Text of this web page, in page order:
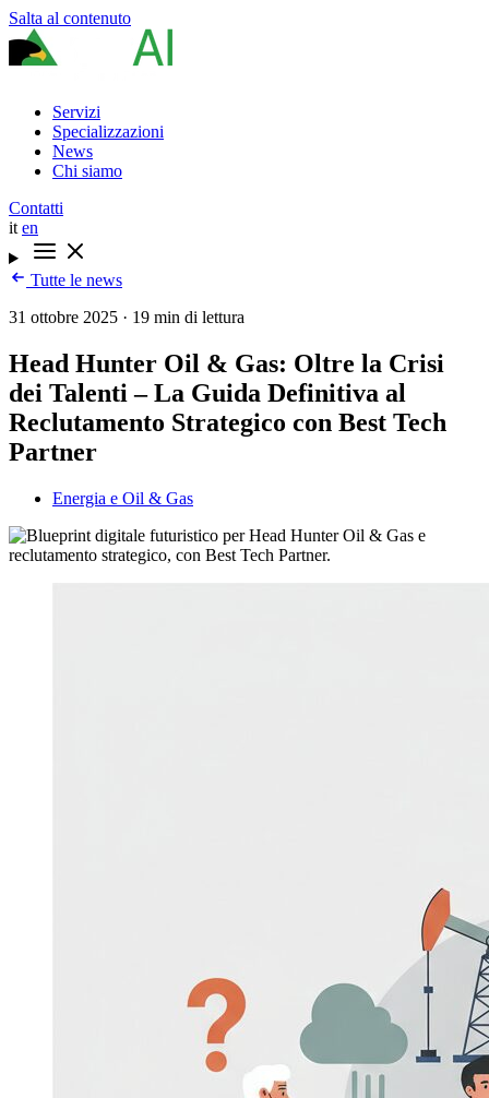
Salta al contenuto
Servizi
Specializzazioni
News
Chi siamo
Contatti
it en
Tutte le news
31 ottobre 2025 · 19 min di lettura
Head Hunter Oil & Gas: Oltre la Crisi
dei Talenti – La Guida Definitiva al
Reclutamento Strategico con Best Tech
Partner
Energia e Oil & Gas